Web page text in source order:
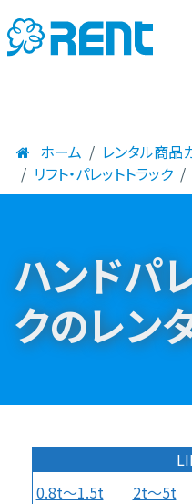
ホーム レンタル商品
リフト・パレットトラック
ハンドパ
クのレン
0.8t～1.5t
2t～5t